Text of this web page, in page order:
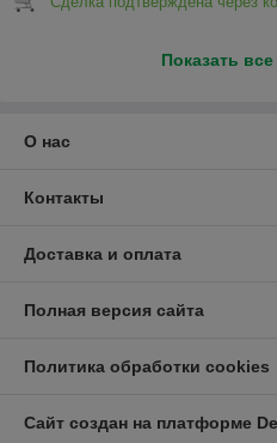
Показать
О нас
Контакты
Доставка и оплата
Полная версия сайта
Политика обработки cookies
Сайт создан на платформе